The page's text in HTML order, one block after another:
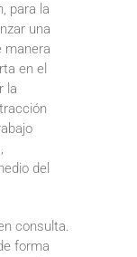
para la
una
manera
en el
la
del
consulta.
forma